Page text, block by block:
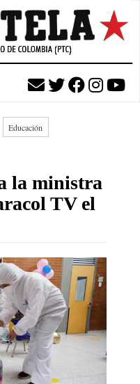
Educación
la ministra
TV el